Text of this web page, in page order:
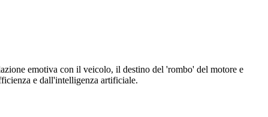
emotiva con il veicolo, il destino del 'rombo' del motore e
e dall'intelligenza artificiale.